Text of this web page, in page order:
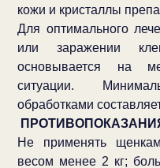
кожи и кристаллы
Для оптимального
или заражении
основывается на
ситуации.
обработками
Не применять
весом менее 2 кг;